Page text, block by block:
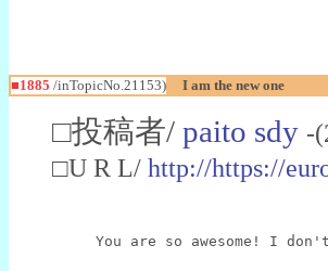
■1885 /inTopicNo.21153) I am the new one
□投稿者/ paito sdy -
□U R L/ http://https://
You are so awesome! I